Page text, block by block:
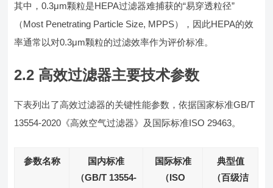
其中，0.3μm颗粒是HEPA过滤器难捕获的“易穿透粒径”
（Most Penetrating Particle Size, MPPS），因此HEPA的效
率通常以对0.3μm颗粒的过滤效率作为评价标准。
2.2 高效过滤器主要技术参数
下表列出了高效过滤器的关键性能参数，依据国家标准GB/T
13554-2020《高效空气过滤器》及国际标准ISO 29463。
参数名称
国内标准
（GB/T 13554-
国际标准
（ISO
典型值
（百级洁